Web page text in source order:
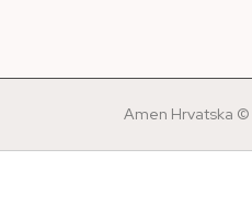
Amen Hrvatska